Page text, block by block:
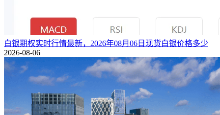
白银期权实时行情最新，2026年08月06日现货白银价格多少
2026-08-06